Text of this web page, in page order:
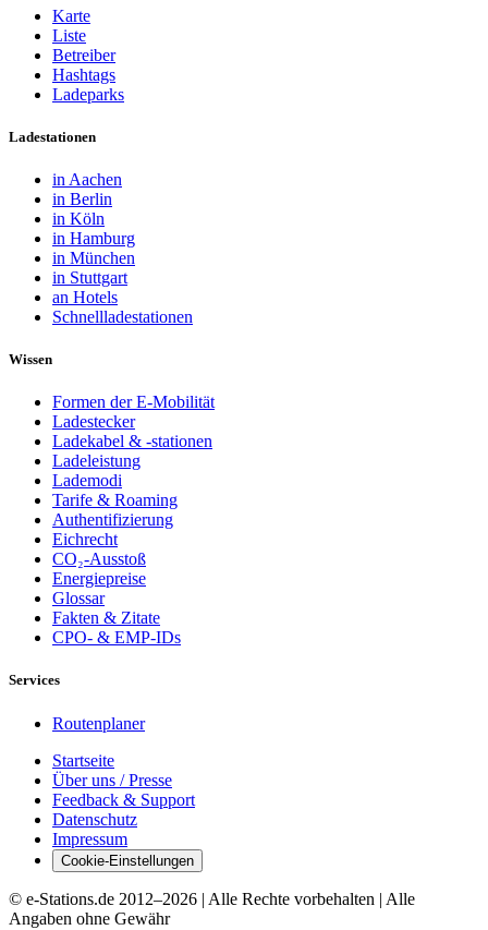
Karte
Liste
Betreiber
Hashtags
Ladeparks
Ladestationen
in Aachen
in Berlin
in Köln
in Hamburg
in München
in Stuttgart
an Hotels
Schnellladestationen
Wissen
Formen der E-Mobilität
Ladestecker
Ladekabel & -stationen
Ladeleistung
Lademodi
Tarife & Roaming
Authentifizierung
Eichrecht
CO₂-Ausstoß
Energiepreise
Glossar
Fakten & Zitate
CPO- & EMP-IDs
Services
Routenplaner
Startseite
Über uns / Presse
Feedback & Support
Datenschutz
Impressum
Cookie-Einstellungen
© e-Stations.de 2012–2026 | Alle Rechte vorbehalten | Alle
Angaben ohne Gewähr